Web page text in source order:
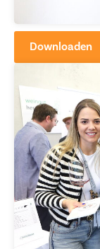
Downloaden